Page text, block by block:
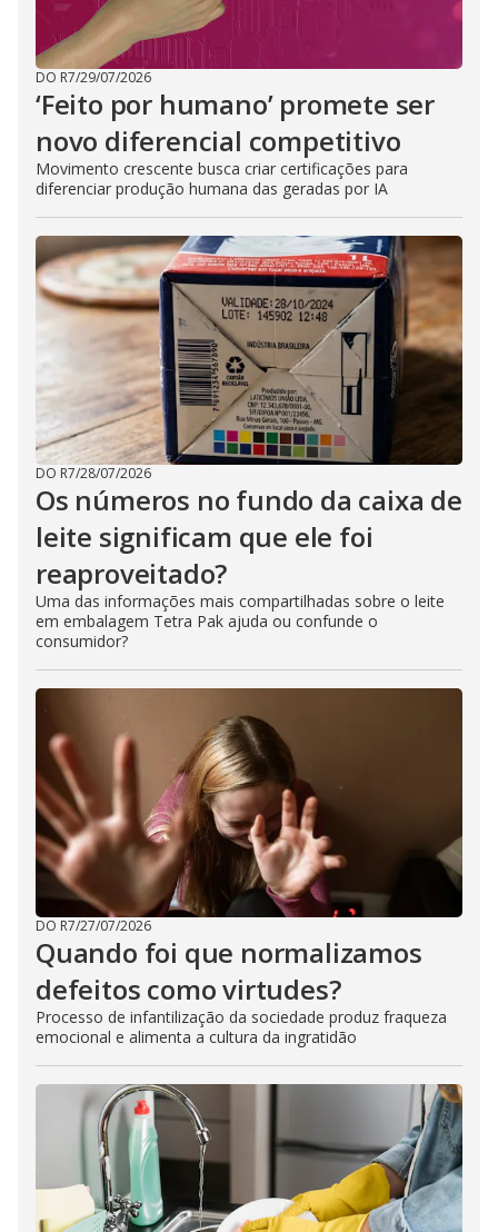
DO R7/29/07/2026
‘Feito por humano’ promete ser
novo diferencial competitivo
Movimento crescente busca criar certificações para
diferenciar produção humana das geradas por IA
DO R7/28/07/2026
Os números no fundo da caixa de
leite significam que ele foi
reaproveitado?
Uma das informações mais compartilhadas sobre o leite
em embalagem Tetra Pak ajuda ou confunde o
consumidor?
DO R7/27/07/2026
Quando foi que normalizamos
defeitos como virtudes?
Processo de infantilização da sociedade produz fraqueza
emocional e alimenta a cultura da ingratidão